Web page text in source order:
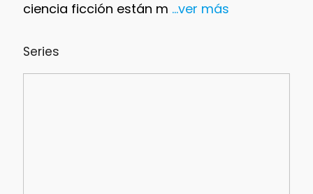
ciencia ficción están m ...ver más
Series